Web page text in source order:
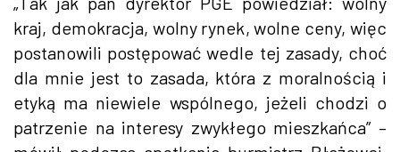
kraj, demokracja, wolny rynek, wolne ceny, więc
postanowili postępować wedle tej zasady, choć
dla mnie jest to zasada, która z moralnością i
etyką ma niewiele wspólnego, jeżeli chodzi o
patrzenie na interesy zwykłego mieszkańca” –